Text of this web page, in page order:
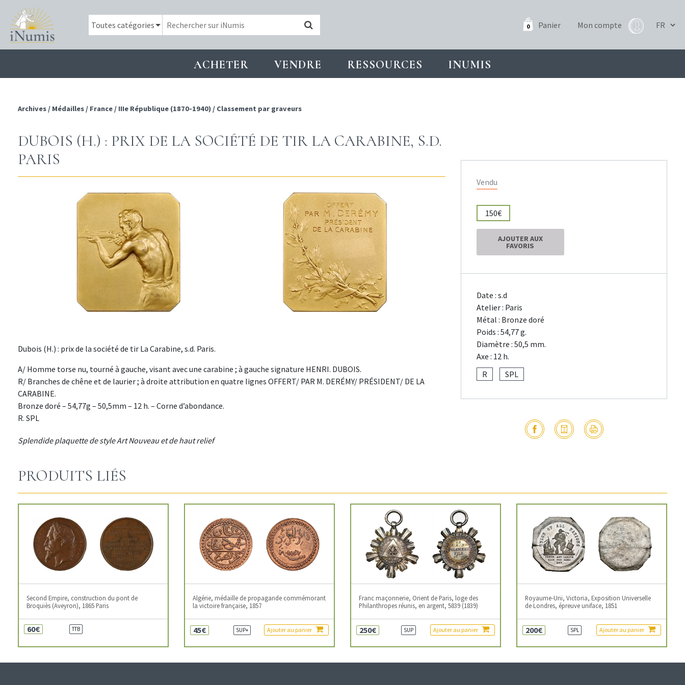
0 Panier Mon compte
ACHETER VENDRE RESSOURCES INUMIS
Archives / Médailles / France / IIIe République (1870-1940) / Classement par graveurs
DUBOIS (H.) : PRIX DE LA SOCIÉTÉ DE TIR LA CARABINE, S.D.
PARIS
Dubois (H.) : prix de la société de tir La Carabine, s.d. Paris.
A/ Homme torse nu, tourné à gauche, visant avec une carabine ; à gauche signature HENRI. DUBOIS.
R/ Branches de chêne et de laurier ; à droite attribution en quatre lignes OFFERT/ PAR M. DERÉMY/ PRÉSIDENT/ DE LA
CARABINE.
Bronze doré – 54,77g – 50,5mm – 12 h. – Corne d’abondance.
R. SPL
Splendide plaquette de style Art Nouveau et de haut relief
Vendu
150€
AJOUTER AUX
FAVORIS
Date : s.d
Atelier : Paris
Métal : Bronze doré
Poids : 54,77 g.
Diamètre : 50,5 mm.
Axe : 12 h.
R
SPL
PRODUITS LIÉS
Second Empire, construction du pont de
Broquiès (Aveyron), 1865 Paris
60€ TTB
Algérie, médaille de propagande commémorant
la victoire française, 1857
45€ SUP+ Ajouter au panier
Franc maçonnerie, Orient de Paris, loge des
Philanthropes réunis, en argent, 5839 (1839)
250€ SUP Ajouter au panier
Royaume-Uni, Victoria, Exposition Universelle
de Londres, épreuve uniface, 1851
200€ SPL Ajouter au panier